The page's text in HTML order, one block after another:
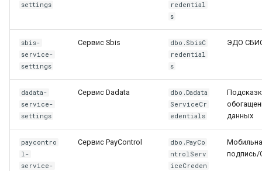
Azure TranslateService (AI-
UniversalApi (внешние AI-
вызовы)
VectorSearch (векторный
поиск)
проверка файлов)
settings
redential
s
sbis-
service-
settings
Сервис Sbis
dbo.SbisC
redential
s
ЭДО
dadata-
service-
settings
Сервис Dadata
dbo.Dadata
ServiceCr
edentials
данных
paycontro
l-
service-
Сервис PayControl
dbo.PayCo
ntrolServ
iceCreden